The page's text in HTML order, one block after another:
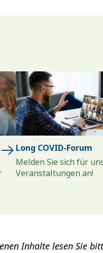
Long COVID-Forum
Melden Sie sich für
Veranstaltungen an!
Inhalte lesen Sie